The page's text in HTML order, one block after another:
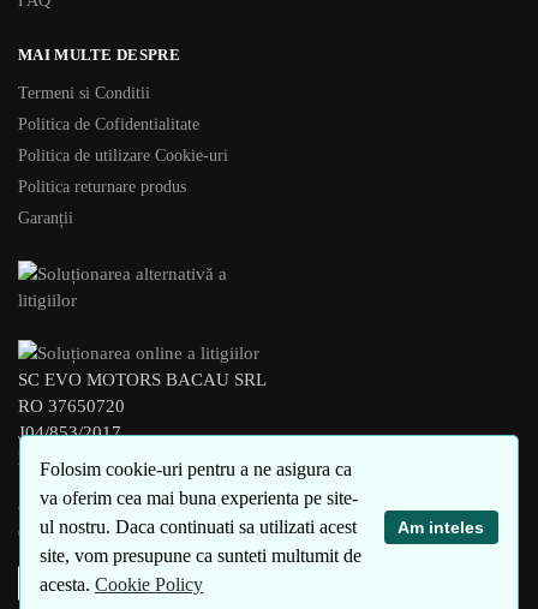
Folosim cookie-uri pentru a ne asigura ca
va oferim cea mai buna experienta pe site-
ul nostru. Daca continuati sa utilizati acest
site, vom presupune ca sunteti multumit de
acesta. Cookie Policy
Am inteles
MAI MULTE DESPRE
Termeni si Conditii
Politica de Cofidentialitate
Politica de utilizare Cookie-uri
Politica returnare produs
Garanții
SC EVO MOTORS BACAU SRL
RO 37650720
J04/853/2017
BACAU – ROMANIA
© xEVO 2023
Created by4SEO